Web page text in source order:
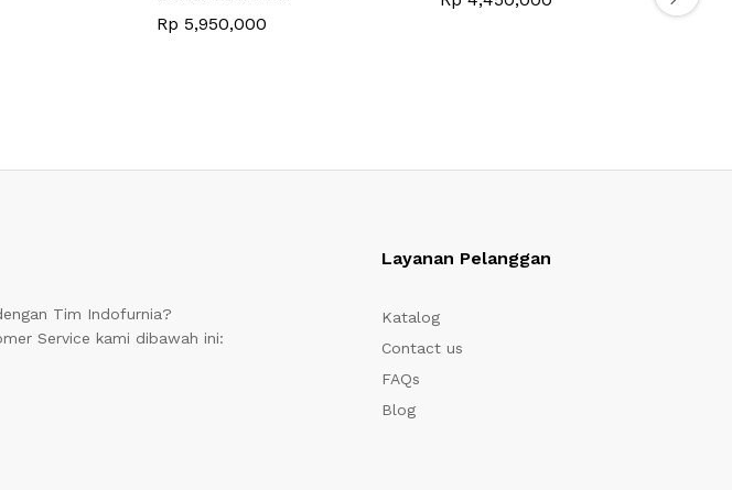
Rp 5,950,000
Tim Indofurnia?
Service kami dibawah ini:
Layanan Pelanggan
Katalog
Contact us
FAQs
Blog